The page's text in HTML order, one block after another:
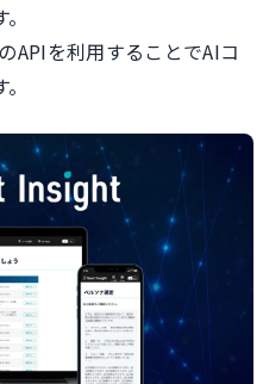
APIを利用することでAIコ